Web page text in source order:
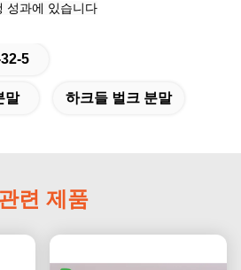
성과에 있습니다
5
말 하크들 벌크 분말
련 제품